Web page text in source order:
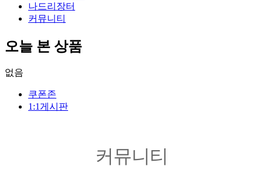
나드리장터
커뮤니티
오늘 본 상품
없음
쿠폰존
1:1게시판
커뮤니티